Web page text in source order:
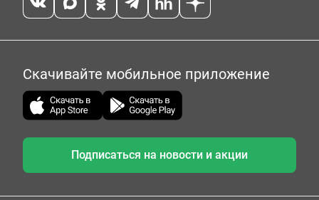
Скачивайте мобильное приложение
Подписаться на новости и акции